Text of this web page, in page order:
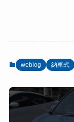
weblog 納車式